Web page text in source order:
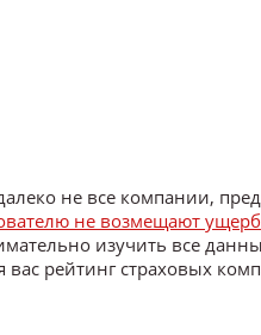
не все компании,
не возмещают ущерб
изучить все
рейтинг страховых